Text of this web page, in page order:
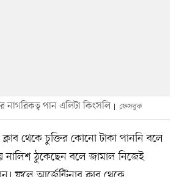
নাগরিকত্ব পান এলিটা কিংসলি ফেসবুক
থেকে চুক্তির কোনো টাকা পাননি বলে
ঠুকেছেন বলে জামাল নিজেই